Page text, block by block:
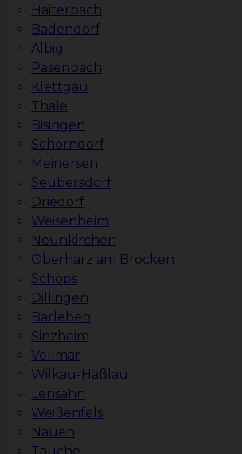
Haiterbach
Badendorf
Albig
Pasenbach
Klettgau
Thale
Bisingen
Schorndorf
Meinersen
Seubersdorf
Driedorf
Weisenheim
Neunkirchen
Oberharz am Brocken
Schöps
Dillingen
Barleben
Sinzheim
Vellmar
Wilkau-Haßlau
Lensahn
Weißenfels
Nauen